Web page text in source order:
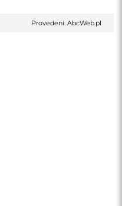
Provedení: AbcWeb.pl